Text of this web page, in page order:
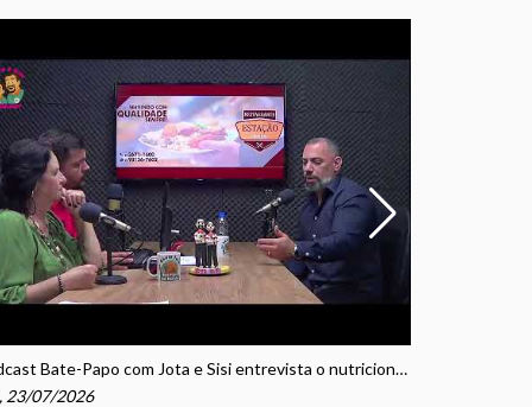
Podcast Bate-Papo com Jota e Sisi entrevista o nutricionista e escritor Fábio Tavella
23/07/2026